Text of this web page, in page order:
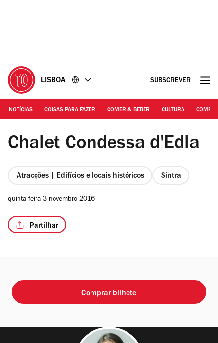
LISBOA SUBSCREVER
NOTÍCIAS COISAS PARA FAZER COMER & BEBER CULTURA
@Giorgio Bordino
Chalet Condessa d'Edla
Atracções | Edifícios e locais históricos Sintra
quinta-feira 3 novembro 2016
Partilhar
Comprar bilhete